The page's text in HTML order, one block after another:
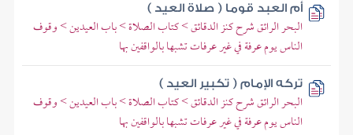
أم العبد قوما ( صلاة العيد )
البحر الرائق شرح كنز الدقائق > كتاب الصلاة > باب العيدين > وقوف
الناس يوم عرفة في غير عرفات تشبها بالواقفين بها
تركه الإمام ( تكبير العيد )
البحر الرائق شرح كنز الدقائق > كتاب الصلاة > باب العيدين > وقوف
الناس يوم عرفة في غير عرفات تشبها بالواقفين بها